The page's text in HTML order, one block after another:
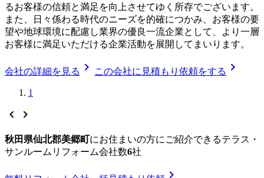
るお客様の信頼と満足を向上させてゆく所存でございます。
また、日々係わる時代のニーズを的確につかみ、お客様の要
望や地球環境に配慮し業界の優良一流企業として、より一層
お客様に満足いただける企業活動を展開してまいります。
会社の詳細を見る chevron_right この会社に見積もり依頼をする chevron_right
1
chevron_left chevron_right
秋田県仙北郡美郷町にお住まいの方にご紹介できるテラス・
サンルームリフォーム会社数6社